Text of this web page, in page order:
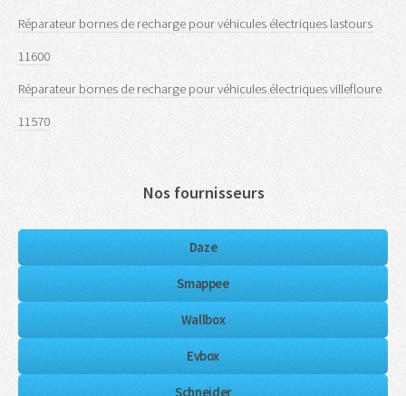
Réparateur bornes de recharge pour véhicules électriques lastours
11600
Réparateur bornes de recharge pour véhicules électriques villefloure
11570
Nos fournisseurs
Daze
Smappee
Wallbox
Evbox
Schneider